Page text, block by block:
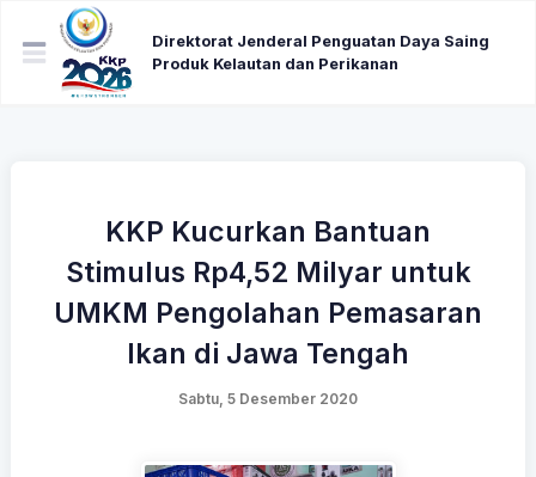
Direktorat Jenderal Penguatan Daya Saing
Produk Kelautan dan Perikanan
KKP Kucurkan Bantuan
Stimulus Rp4,52 Milyar untuk
UMKM Pengolahan Pemasaran
Ikan di Jawa Tengah
Sabtu, 5 Desember 2020